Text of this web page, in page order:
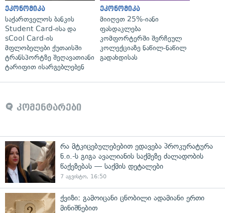
ეკონომიკა
საქართველოს ბანკის
Student Card-ისა და
sCool Card-ის
მფლობელები ქუთაისში
ტრანსპორტზე შეღავათიანი
ტარიფით ისარგებლებენ
ეკონომიკა
მიიღეთ 25%-იანი
ფასდაკლება
კომფორტერში შერჩეულ
კოლექციაზე ნაწილ-ნაწილ
გადახდისას
კომენტარები
რა მტკიცებულებებით ედავება პროკურატურა
ნ.ი.-ს გიგა ავალიანის საქმეზე ძალადობის
წაქეზებას — საქმის დეტალები
7 აგვისტო, 16:50
ქვიზი: გამოიცანი ცნობილი ადამიანი ერთი
მინიშნებით